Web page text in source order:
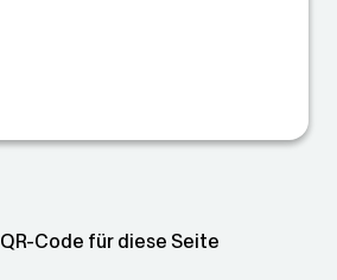
QR-Code für diese Seite